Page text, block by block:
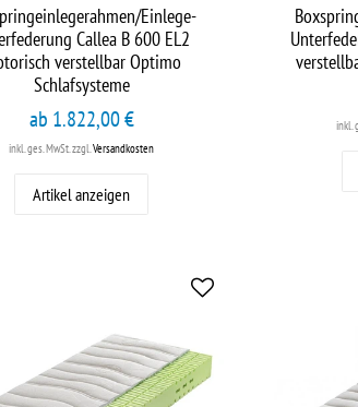
Einlege-
Callea B 600 EL2
verstellbar Optimo
Schlafsysteme
ab 1.822,00 €
inkl. ges. MwSt. zzgl.Versandkosten
Artikel anzeigen
inkl.